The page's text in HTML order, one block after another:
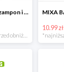
MIXA BABY łagodny szampon i płyn do kąpieli 2w1
*najniższa cena z 30 dni przed obniżką
10.99 zł